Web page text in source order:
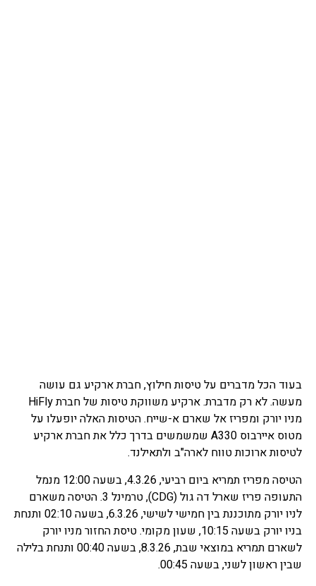
בעוד הכל מדברים על טיסות חילוץ, חברת ארקיע גם עושה
מעשה. לא רק מדברת. ארקיע משווקת טיסות של חברת HiFly
מניו יורק ומפריז אל שארם א-שייח. הטיסות האלה יופעלו על
מטוס איירבוס A330 שמשמשים בדרך כלל את חברת ארקיע
לטיסות ארוכות טווח לארה"ב ולתאילנד.
הטיסה מפריז תמריא ביום רביעי, 4.3.26, בשעה 12:00 מנמל
התעופה פריז שארל דה גול (CDG), טרמינל 3. הטיסה משארם
לניו יורק מתוכננת בין חמישי לשישי, 6.3.26, בשעה 02:10 ותנחת
בניו יורק בשעה 10:15, שעון מקומי. טיסת החזור מניו יורק
לשארם תמריא במוצאי שבת, 8.3.26, בשעה 00:40 ותנחת בלילה
שבין ראשון לשני, בשעה 00:45.